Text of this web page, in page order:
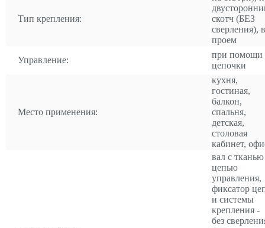
Тип крепления:
скотч (БЕЗ
сверления), в
проем
Управление:
при помощи
цепочки
Место применения:
кухня,
гостиная,
балкон,
спальня,
детская,
столовая
кабинет,
вал с
цепью
управления,
фиксатор
и системы
крепления -
без